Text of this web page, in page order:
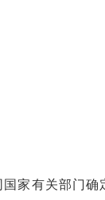
家有关部门